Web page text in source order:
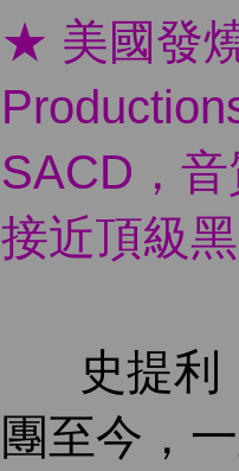
★ 美國發
SACD，
接近頂級
史提利
團至今，